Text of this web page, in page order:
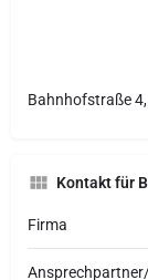
Bahnhofstraße
Kontakt für
Firma